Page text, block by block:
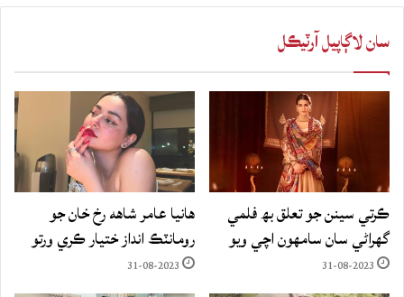
سان لاڳاپيل آرٽيڪل
ڪرتي سينن جو تعلق بھ فلمي
گهراڻي سان سامهون اچي ويو
31-08-2023
هانيا عامر شاهه رخ خان جو
رومانٽڪ انداز ختيار ڪري ورتو
31-08-2023